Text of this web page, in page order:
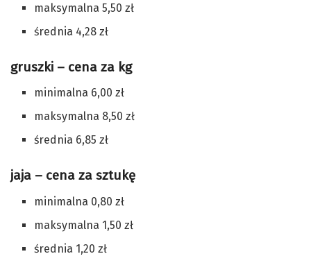
maksymalna 5,50 zł
średnia 4,28 zł
gruszki – cena za kg
minimalna 6,00 zł
maksymalna 8,50 zł
średnia 6,85 zł
jaja – cena za sztukę
minimalna 0,80 zł
maksymalna 1,50 zł
średnia 1,20 zł